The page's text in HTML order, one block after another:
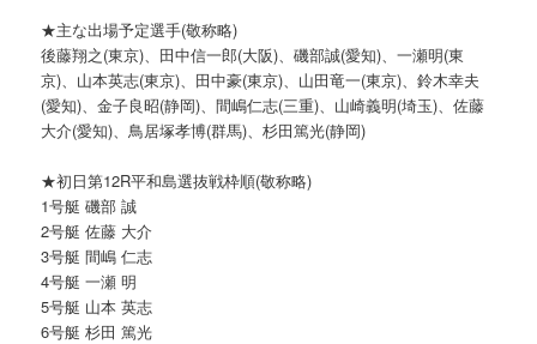
★主な出場予定選手(敬称略)
後藤翔之(東京)、田中信一郎(大阪)、磯部誠(愛知)、一瀬明(東
京)、山本英志(東京)、田中豪(東京)、山田竜一(東京)、鈴木幸夫
(愛知)、金子良昭(静岡)、間嶋仁志(三重)、山崎義明(埼玉)、佐藤
大介(愛知)、鳥居塚孝博(群馬)、杉田篤光(静岡)
★初日第12R平和島選抜戦枠順(敬称略)
1号艇 磯部 誠
2号艇 佐藤 大介
3号艇 間嶋 仁志
4号艇 一瀬 明
5号艇 山本 英志
6号艇 杉田 篤光